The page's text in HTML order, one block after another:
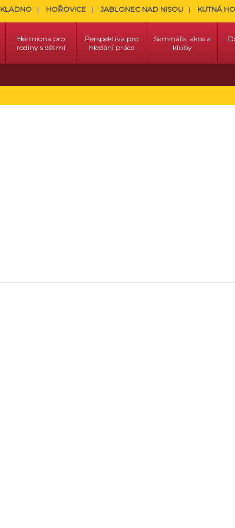
KLADNO HOŘOVICE JABLONEC NAD NISOU KUTNÁ
Hermiona pro
rodiny s dětmi
Perspektiva pro
hledání práce
Semináře, akce a
kluby